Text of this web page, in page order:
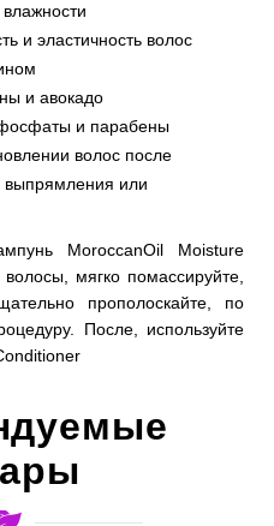
и эластичность волос
и авокадо
и парабены
волос после
выпрямления или
MoroccanOil Moisture
мягко помассируйте,
прополоскайте, по
После, используйте